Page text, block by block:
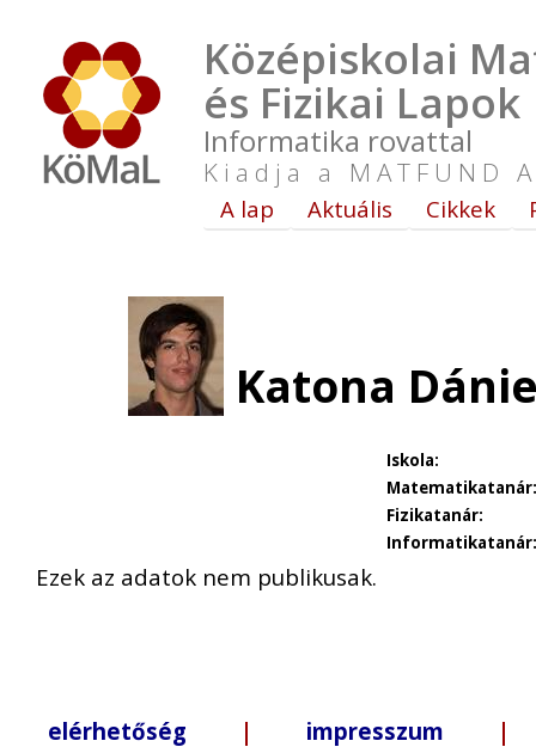
Középiskolai
és Fizikai Lapok
Informatika rovattal
Kiadja a MATFUND
A lap Aktuális Cikkek
Katona
Iskola:
Matematikatanár:
Fizikatanár:
Informatikatanár:
Ezek az adatok nem publikusak.
elérhetőség | impresszum |